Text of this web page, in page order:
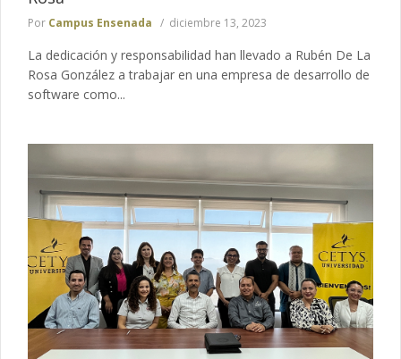
Por Campus Ensenada diciembre 13, 2023
La dedicación y responsabilidad han llevado a Rubén De La
Rosa González a trabajar en una empresa de desarrollo de
software como...